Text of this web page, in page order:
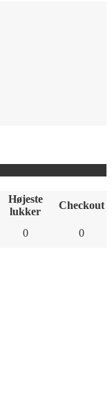
Højeste
lukker
Checkout
0
0